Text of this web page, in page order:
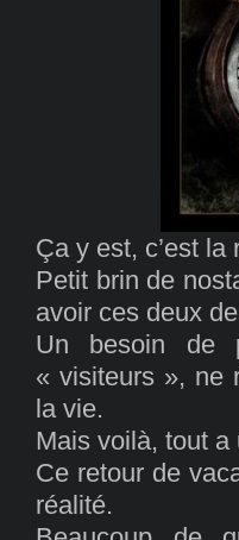
Ça y est, c’est la
Petit brin de
avoir ces deux
Un besoin de
« visiteurs », ne
la vie.
Mais voilà, tout a
Ce retour de
réalité.